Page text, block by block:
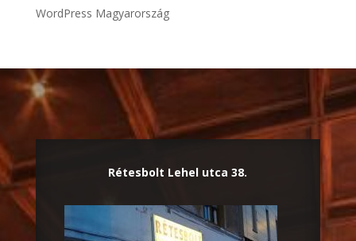
WordPress Magyarország
Rétesbolt Lehel utca 38.